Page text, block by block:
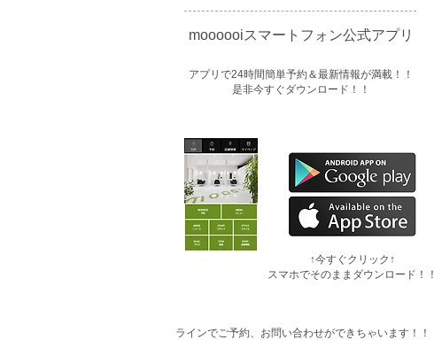
moooooiスマートフォン公式アプリ​
​アプリで24時間簡単予約＆最新情報が満載！！
是非今すぐダウンロード！！
​↑今すぐクリック↑
スマホでそのままダウンロード！！
ラインでご予約、お問い合わせができちゃいます！！